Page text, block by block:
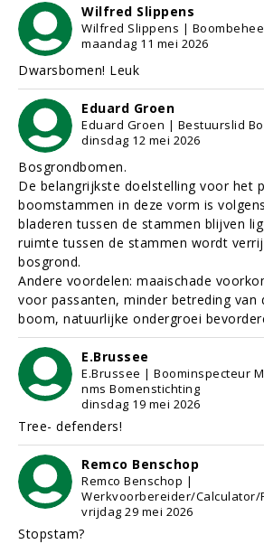
Wilfred Slippens
Wilfred Slippens |
maandag 11 mei 2026
Dwarsbomen! Leuk
Eduard Groen
Eduard Groen | Bestuurslid
dinsdag 12 mei 2026
Bosgrondbomen.
De belangrijkste doelstelling voor het
boomstammen in deze vorm is
bladeren tussen de stammen blijven
ruimte tussen de stammen wordt
bosgrond.
Andere voordelen: maaischade
voor passanten, minder betreding van
boom, natuurlijke ondergroei
E.Brussee
E.Brussee | Boominspecteur
nms Bomenstichting
dinsdag 19 mei 2026
Tree- defenders!
Remco Benschop
Remco Benschop |
Werkvoorbereider/Calculator/
vrijdag 29 mei 2026
Stopstam?